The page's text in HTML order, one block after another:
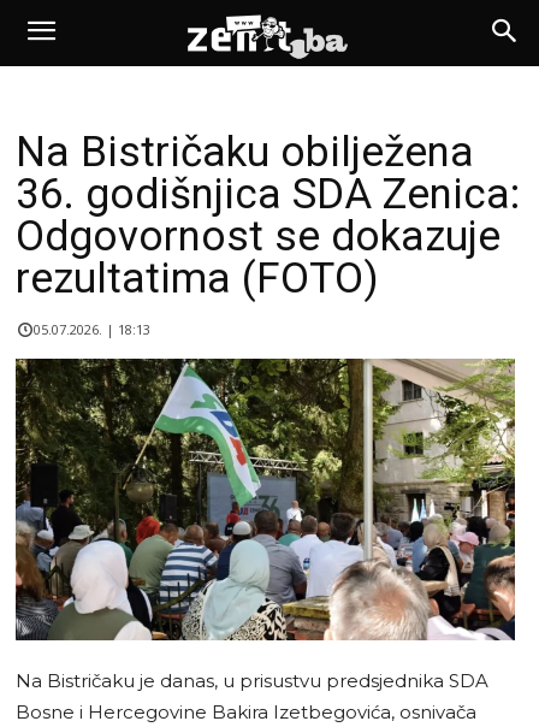
Na Bistričaku obilježena
36. godišnjica SDA Zenica:
Odgovornost se dokazuje
rezultatima (FOTO)
05.07.2026. | 18:13
Na Bistričaku je danas, u prisustvu predsjednika SDA
Bosne i Hercegovine Bakira Izetbegovića, osnivača